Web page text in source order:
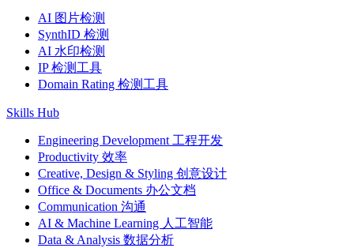
AI 图片检测
SynthID 检测
AI 水印检测
IP 检测工具
Domain Rating 检测工具
Skills Hub
Engineering Development 工程开发
Productivity 效率
Creative, Design & Styling 创意设计
Office & Documents 办公文档
Communication 沟通
AI & Machine Learning 人工智能
Data & Analysis 数据分析